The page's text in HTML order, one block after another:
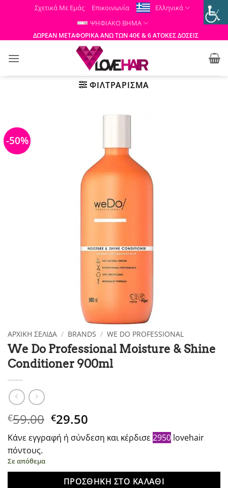
Μετάβαση
περιεχόμενο
Σχετικά Με Εμάς Επικοινωνία
Ελληνικά
ΨΗΦΙΑΚΟ ΒΗΜΑ
ΔΩΡΕΑΝ ΜΕΤΑΦΟΡΙΚΑ ΑΝΩ ΤΩΝ 40€ & 6 ΑΤΟΚΕΣ ΔΟΣΕΙΣ
ΦΙΛΤΡΆΡΙΣΜΑ
-50%
ΑΡΧΙΚΉ ΣΕΛΊΔΑ / BRANDS / WE DO PROFESSIONAL
We Do Professional Moisture & Shine
Conditioner 900ml
€59.00 Original
price
was:
€29.50
τρέχουσα
τιμή
€29.50.
Κάνε εγγραφή ή σύνδεση και κέρδισε 2950 lovehair
πόντους.
Σε απόθεμα
ΠΡΟΣΘΉΚΗ ΣΤΟ ΚΑΛΆΘΙ